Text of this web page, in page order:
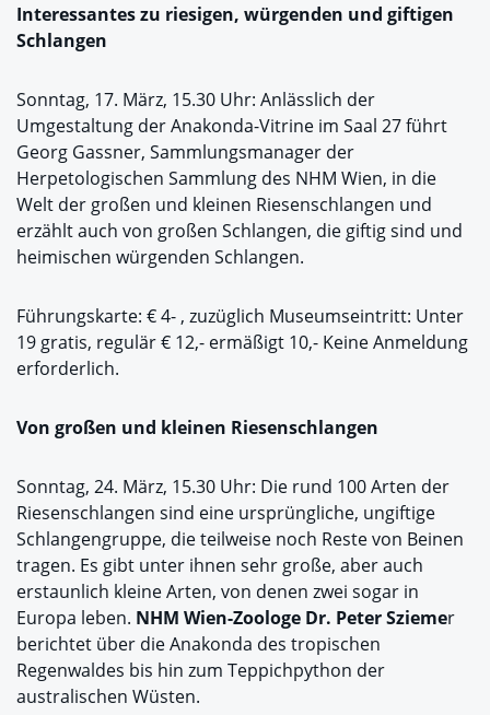
Interessantes zu riesigen, würgenden und giftigen
Schlangen
Sonntag, 17. März, 15.30 Uhr: Anlässlich der
Umgestaltung der Anakonda-Vitrine im Saal 27 führt
Georg Gassner, Sammlungsmanager der
Herpetologischen Sammlung des NHM Wien, in die
Welt der großen und kleinen Riesenschlangen und
erzählt auch von großen Schlangen, die giftig sind und
heimischen würgenden Schlangen.
Führungskarte: € 4- , zuzüglich Museumseintritt: Unter
19 gratis, regulär € 12,- ermäßigt 10,- Keine Anmeldung
erforderlich.
Von großen und kleinen Riesenschlangen
Sonntag, 24. März, 15.30 Uhr: Die rund 100 Arten der
Riesenschlangen sind eine ursprüngliche, ungiftige
Schlangengruppe, die teilweise noch Reste von Beinen
tragen. Es gibt unter ihnen sehr große, aber auch
erstaunlich kleine Arten, von denen zwei sogar in
Europa leben. NHM Wien-Zoologe Dr. Peter Sziemer
berichtet über die Anakonda des tropischen
Regenwaldes bis hin zum Teppichpython der
australischen Wüsten.